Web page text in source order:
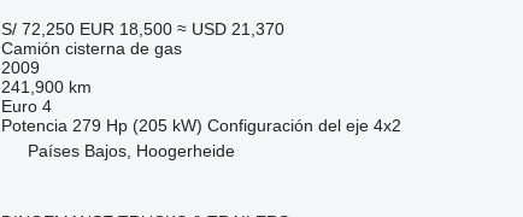
S/ 72,250 EUR 18,500 ≈ USD 21,370
Camión cisterna de gas
2009
241,900 km
Euro 4
Potencia 279 Hp (205 kW) Configuración del eje 4x2
Países Bajos, Hoogerheide